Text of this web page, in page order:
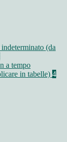
(da
a tempo
in tabelle) 4